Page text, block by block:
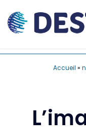
Accueil »